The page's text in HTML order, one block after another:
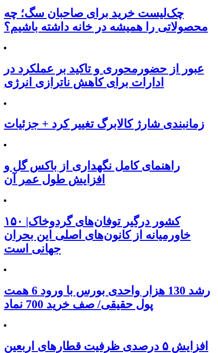
چک‌لیست خرید برای صاحبان سگ؛ چه
محصولاتی را همیشه در خانه داشته باشیم؟
عبور از حضورمحوری و تاکید بر عملکرد در
ادارات برای کاهش ناترازی انرژی
زمانبندی شارژ کالابرگ تغییر کرد + جزئیات
راهنمای کامل نگهداری از باکس گل و
افزایش طول عمر آن
۱۵۰ کشور درگیر توفان‌های گردوخاک|
خاورمیانه از کانون‌های اصلی این بحران
جهانی است
رشد 130 هزار واحدی بورس با ورود 6 همت
پول حقیقی/ صف خرید 700 نماد
افزایش ۵ درصدی ظرفیت قطارهای اربعین